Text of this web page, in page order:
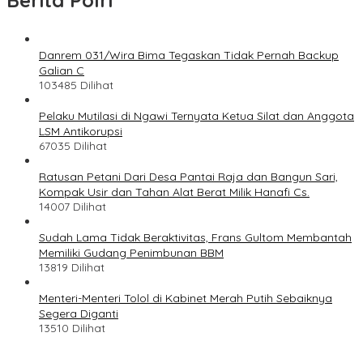
Danrem 031/Wira Bima Tegaskan Tidak Pernah Backup
Galian C
103485 Dilihat
Pelaku Mutilasi di Ngawi Ternyata Ketua Silat dan Anggota
LSM Antikorupsi
67035 Dilihat
Ratusan Petani Dari Desa Pantai Raja dan Bangun Sari,
Kompak Usir dan Tahan Alat Berat Milik Hanafi Cs.
14007 Dilihat
Sudah Lama Tidak Beraktivitas, Frans Gultom Membantah
Memiliki Gudang Penimbunan BBM
13819 Dilihat
Menteri-Menteri Tolol di Kabinet Merah Putih Sebaiknya
Segera Diganti
13510 Dilihat